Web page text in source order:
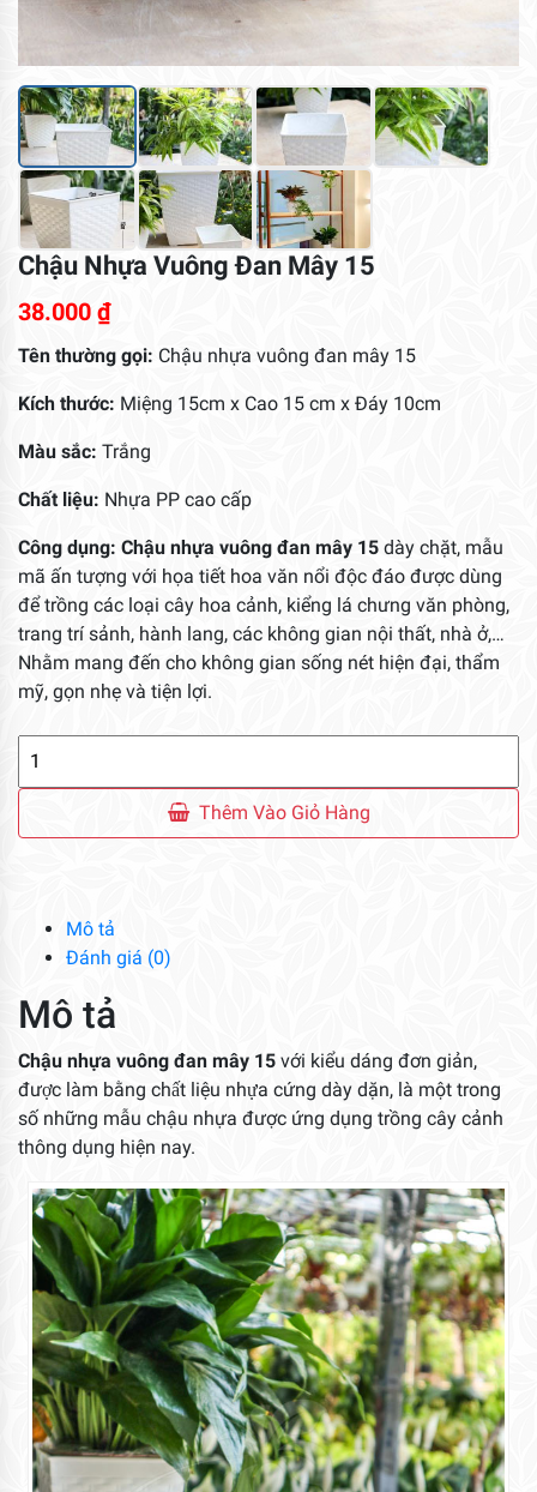
Chậu Nhựa Vuông Đan Mây 15
38.000 ₫
Tên thường gọi: Chậu nhựa vuông đan mây 15
Kích thước: Miệng 15cm x Cao 15 cm x Đáy 10cm
Màu sắc: Trắng
Chất liệu: Nhựa PP cao cấp
Công dụng: Chậu nhựa vuông đan mây 15 dày chặt, mẫu
mã ấn tượng với họa tiết hoa văn nổi độc đáo được dùng
để trồng các loại cây hoa cảnh, kiểng lá chưng văn phòng,
trang trí sảnh, hành lang, các không gian nội thất, nhà ở,…
Nhằm mang đến cho không gian sống nét hiện đại, thẩm
mỹ, gọn nhẹ và tiện lợi.
Đan
Thêm Vào Giỏ Hàng
Mô tả
Đánh giá (0)
Mô tả
Chậu nhựa vuông đan mây 15 với kiểu dáng đơn giản,
được làm bằng chất liệu nhựa cứng dày dặn, là một trong
số những mẫu chậu nhựa được ứng dụng trồng cây cảnh
thông dụng hiện nay.